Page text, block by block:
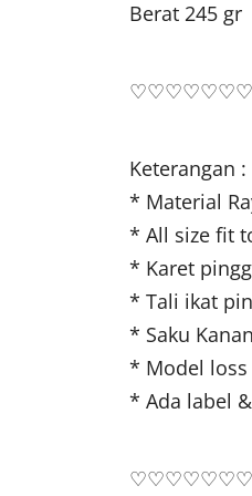
Berat 245 gr
Keterangan :
* Material
* All size fit
* Karet
* Tali ikat
* Saku Kanan
* Model loss
* Ada label